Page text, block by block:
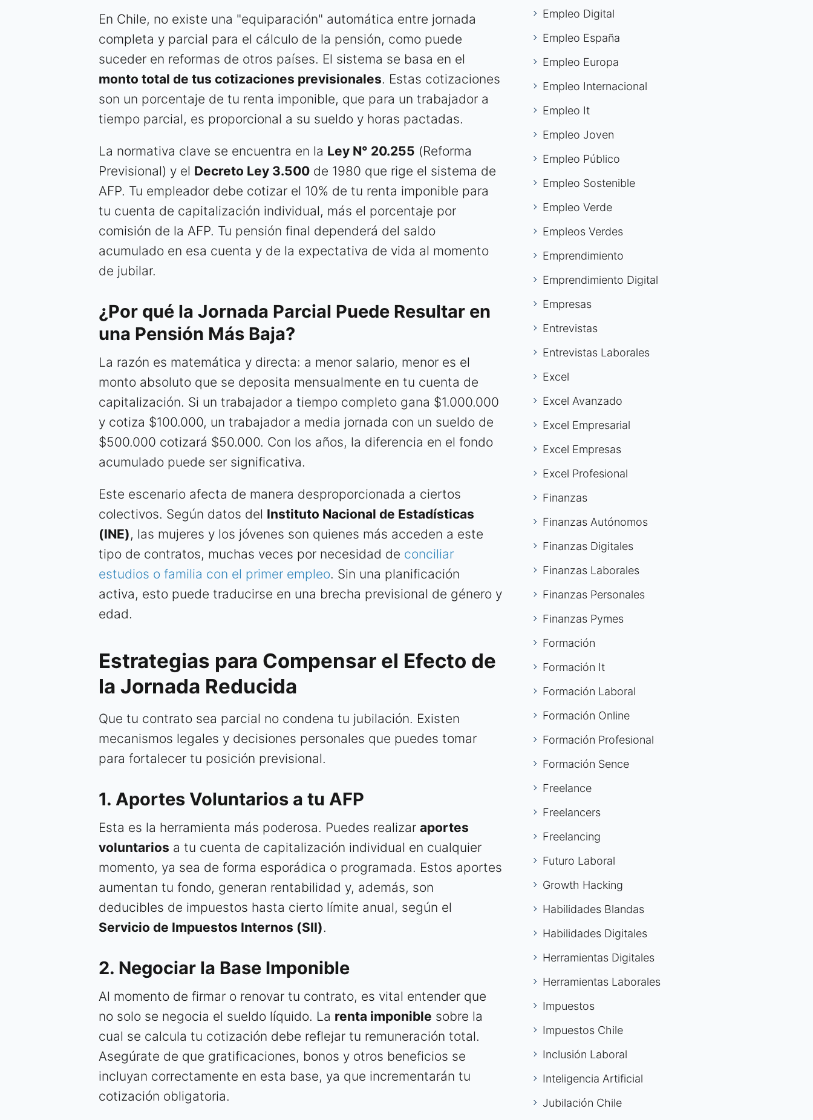
En Chile, no existe una "equiparación" automática entre jornada
completa y parcial para el cálculo de la pensión, como puede
suceder en reformas de otros países. El sistema se basa en el
monto total de tus cotizaciones previsionales. Estas cotizaciones
son un porcentaje de tu renta imponible, que para un trabajador a
tiempo parcial, es proporcional a su sueldo y horas pactadas.
La normativa clave se encuentra en la Ley N° 20.255 (Reforma
Previsional) y el Decreto Ley 3.500 de 1980 que rige el sistema de
AFP. Tu empleador debe cotizar el 10% de tu renta imponible para
tu cuenta de capitalización individual, más el porcentaje por
comisión de la AFP. Tu pensión final dependerá del saldo
acumulado en esa cuenta y de la expectativa de vida al momento
de jubilar.
¿Por qué la Jornada Parcial Puede Resultar en
una Pensión Más Baja?
La razón es matemática y directa: a menor salario, menor es el
monto absoluto que se deposita mensualmente en tu cuenta de
capitalización. Si un trabajador a tiempo completo gana $1.000.000
y cotiza $100.000, un trabajador a media jornada con un sueldo de
$500.000 cotizará $50.000. Con los años, la diferencia en el fondo
acumulado puede ser significativa.
Este escenario afecta de manera desproporcionada a ciertos
colectivos. Según datos del Instituto Nacional de Estadísticas
(INE), las mujeres y los jóvenes son quienes más acceden a este
tipo de contratos, muchas veces por necesidad de conciliar
estudios o familia con el primer empleo. Sin una planificación
activa, esto puede traducirse en una brecha previsional de género y
edad.
Estrategias para Compensar el Efecto de
la Jornada Reducida
Que tu contrato sea parcial no condena tu jubilación. Existen
mecanismos legales y decisiones personales que puedes tomar
para fortalecer tu posición previsional.
1. Aportes Voluntarios a tu AFP
Esta es la herramienta más poderosa. Puedes realizar aportes
voluntarios a tu cuenta de capitalización individual en cualquier
momento, ya sea de forma esporádica o programada. Estos aportes
aumentan tu fondo, generan rentabilidad y, además, son
deducibles de impuestos hasta cierto límite anual, según el
Servicio de Impuestos Internos (SII).
2. Negociar la Base Imponible
Al momento de firmar o renovar tu contrato, es vital entender que
no solo se negocia el sueldo líquido. La renta imponible sobre la
cual se calcula tu cotización debe reflejar tu remuneración total.
Asegúrate de que gratificaciones, bonos y otros beneficios se
incluyan correctamente en esta base, ya que incrementarán tu
cotización obligatoria.
Empleo Digital
Empleo España
Empleo Europa
Empleo Internacional
Empleo It
Empleo Joven
Empleo Público
Empleo Sostenible
Empleo Verde
Empleos Verdes
Emprendimiento
Emprendimiento Digital
Empresas
Entrevistas
Entrevistas Laborales
Excel
Excel Avanzado
Excel Empresarial
Excel Empresas
Excel Profesional
Finanzas
Finanzas Autónomos
Finanzas Digitales
Finanzas Laborales
Finanzas Personales
Finanzas Pymes
Formación
Formación It
Formación Laboral
Formación Online
Formación Profesional
Formación Sence
Freelance
Freelancers
Freelancing
Futuro Laboral
Growth Hacking
Habilidades Blandas
Habilidades Digitales
Herramientas Digitales
Herramientas Laborales
Impuestos
Impuestos Chile
Inclusión Laboral
Inteligencia Artificial
Jubilación Chile